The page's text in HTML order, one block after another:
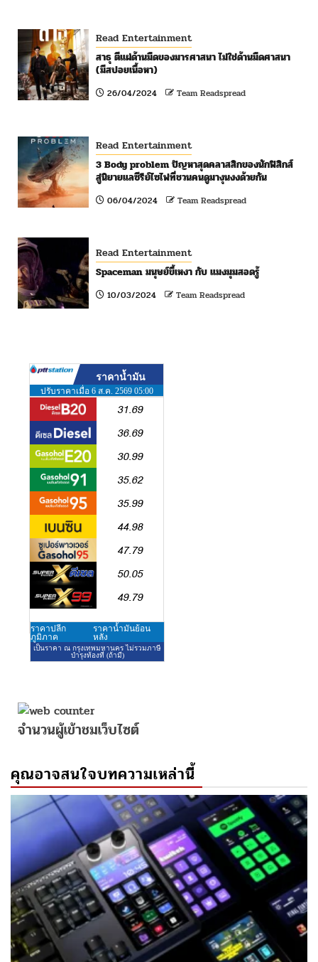
Read Entertainment
สาธุ ตีแผ่ด้านมืดของมารศาสนา ไม่ใช่ด้านมืดศาสนา
(มีสปอยเนื้อหา)
26/04/2024 Team Readspread
Read Entertainment
3 Body problem ปัญหาสุดคลาสสิกของนักฟิสิกส์
สู่นิยายแลซีรีย์ไซไฟที่ชวนคนดูมางุนงงด้วยกัน
06/04/2024 Team Readspread
Read Entertainment
Spaceman มนุษย์ขี้เหงา กับ แมงมุมสอดรู้
10/03/2024 Team Readspread
จำนวนผู้เข้าชมเว็บไซต์
คุณอาจสนใจบทความเหล่านี้